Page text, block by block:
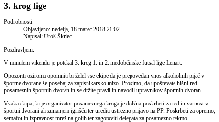
3. krog lige
Podrobnosti
Objavljeno: nedelja, 18 marec 2018 21:02
Napisal: Uroš Škrlec
Pozdravljeni,
V minulem vikendu je potekal 3. krog 1. in 2. medobčinske futsal lige Lenart.
Opozoriti oziroma opomniti bi želel vse ekipe da je prepovedan vnos alkoholnih pijač v
športne dvorane še posebaj za zapisnikarsko mizo. Prosimo, da upoštevate hišni red
posameznih športnih dvoran in se držite pravil in navodil upravnikov športnih dvoran.
Vsaka ekipa, ki je organizator posameznega kroga je dolžna poskrbeti za red in varnost v
športni dvorani ali zunanjem igrišču ter urediti ustrezno prijavo na PP. Poskrbeti za opremo,
semafor in izpravnost mrež na golih ter zagotoviti delegata za posamezno tekmo.